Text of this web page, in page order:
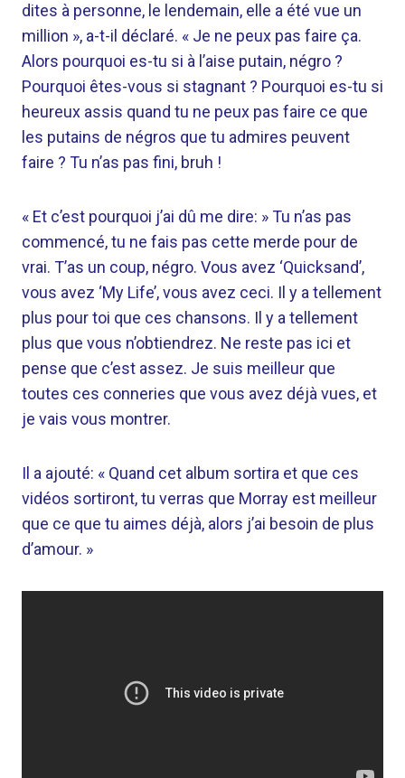
dites à personne, le lendemain, elle a été vue un
million », a-t-il déclaré. « Je ne peux pas faire ça.
Alors pourquoi es-tu si à l’aise putain, négro ?
Pourquoi êtes-vous si stagnant ? Pourquoi es-tu si
heureux assis quand tu ne peux pas faire ce que
les putains de négros que tu admires peuvent
faire ? Tu n’as pas fini, bruh !
« Et c’est pourquoi j’ai dû me dire: » Tu n’as pas
commencé, tu ne fais pas cette merde pour de
vrai. T’as un coup, négro. Vous avez ‘Quicksand’,
vous avez ‘My Life’, vous avez ceci. Il y a tellement
plus pour toi que ces chansons. Il y a tellement
plus que vous n’obtiendrez. Ne reste pas ici et
pense que c’est assez. Je suis meilleur que
toutes ces conneries que vous avez déjà vues, et
je vais vous montrer.
Il a ajouté: « Quand cet album sortira et que ces
vidéos sortiront, tu verras que Morray est meilleur
que ce que tu aimes déjà, alors j’ai besoin de plus
d’amour. »